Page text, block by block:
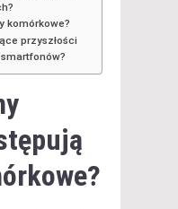
komórkowe?
przyszłości